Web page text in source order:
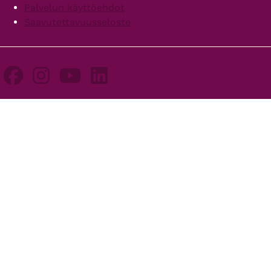
Palvelun käyttöehdot
Saavutettavuusseloste